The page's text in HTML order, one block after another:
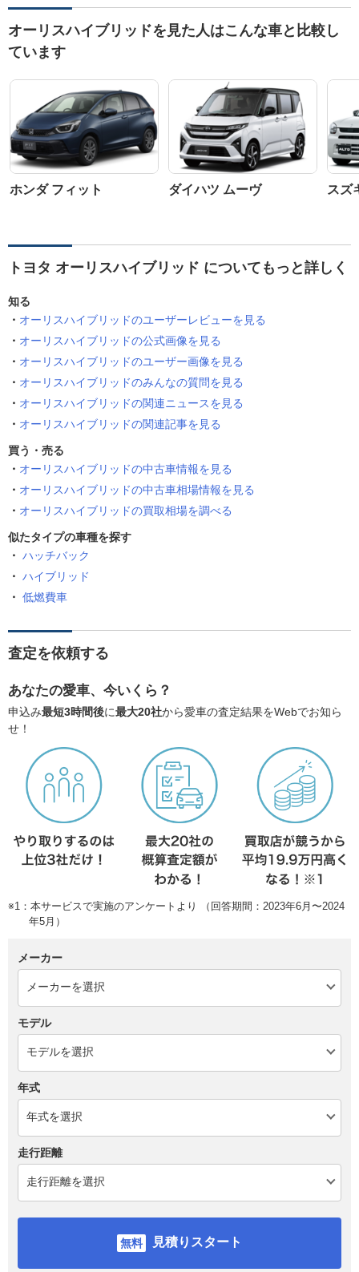
オーリスハイブリッドを見た人はこんな車と比較し
ています
ホンダ フィット ダイハツ ムーヴ スズ
トヨタ オーリスハイブリッド についてもっと詳しく
知る
オーリスハイブリッドのユーザーレビューを見る
オーリスハイブリッドの公式画像を見る
オーリスハイブリッドのユーザー画像を見る
オーリスハイブリッドのみんなの質問を見る
オーリスハイブリッドの関連ニュースを見る
オーリスハイブリッドの関連記事を見る
買う・売る
オーリスハイブリッドの中古車情報を見る
オーリスハイブリッドの中古車相場情報を見る
オーリスハイブリッドの買取相場を調べる
似たタイプの車種を探す
ハッチバック
ハイブリッド
低燃費車
査定を依頼する
あなたの愛車、今いくら？
申込み最短3時間後に最大20社から愛車の査定結果をWebでお知ら
せ！
※1：本サービスで実施のアンケートより （回答期間：2023年6月〜2024
年5月）
メーカー
モデル
年式
走行距離
見積りスタート